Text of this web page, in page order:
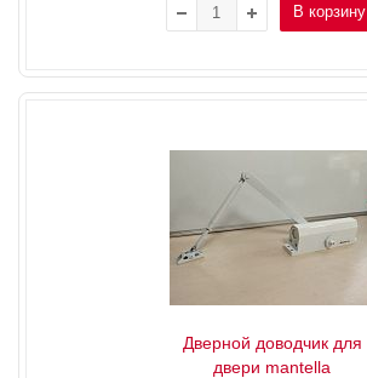
В корзину
Дверной доводчик для
двери mantella